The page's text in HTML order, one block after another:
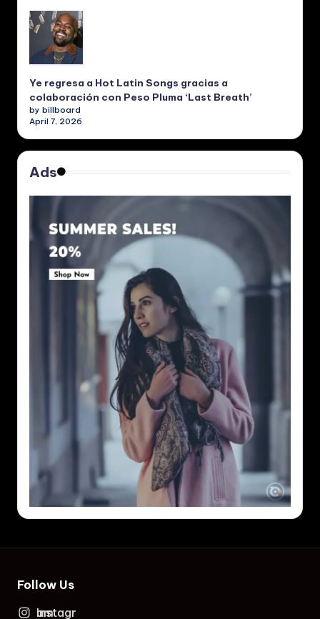
Ye regresa a Hot Latin Songs gracias a
colaboración con Peso Pluma ‘Last Breath’
by billboard
April 7, 2026
Ads
Follow Us
Instagram